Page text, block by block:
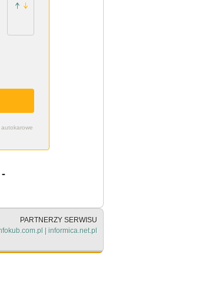
autokarowe
PARTNERZY SERWISU
informica.net.pl